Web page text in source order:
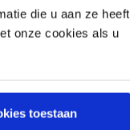
die u aan ze heeft
onze cookies als u
toestaan